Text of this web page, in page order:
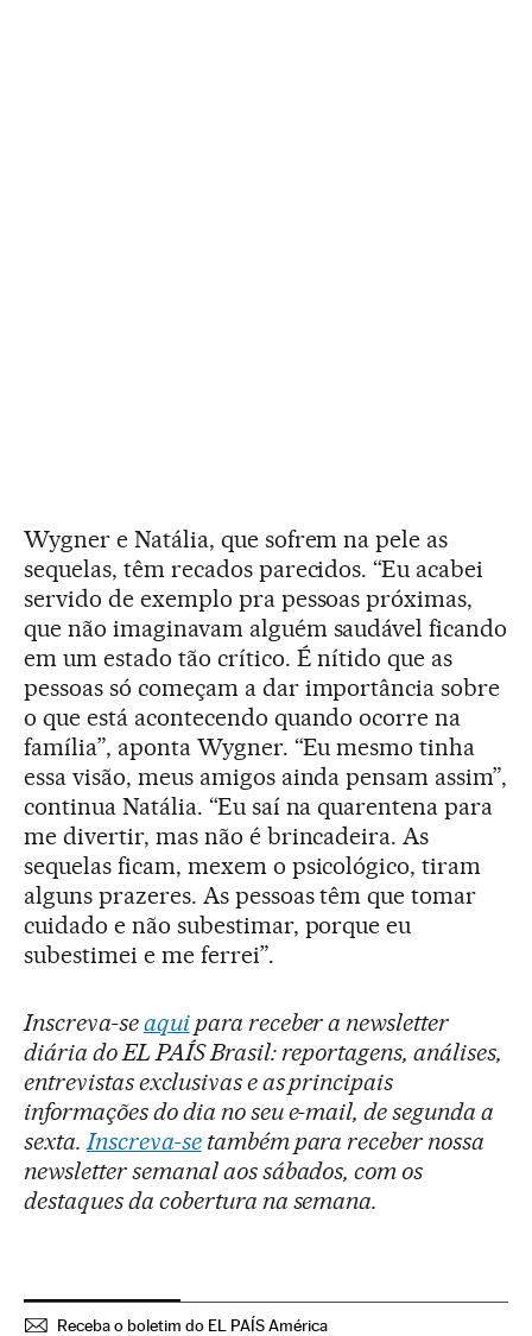
Wygner e Natália, que sofrem na pele as
sequelas, têm recados parecidos. “Eu acabei
servido de exemplo pra pessoas próximas,
que não imaginavam alguém saudável ficando
em um estado tão crítico. É nítido que as
pessoas só começam a dar importância sobre
o que está acontecendo quando ocorre na
família”, aponta Wygner. “Eu mesmo tinha
essa visão, meus amigos ainda pensam assim”,
continua Natália. “Eu saí na quarentena para
me divertir, mas não é brincadeira. As
sequelas ficam, mexem o psicológico, tiram
alguns prazeres. As pessoas têm que tomar
cuidado e não subestimar, porque eu
subestimei e me ferrei”.
Inscreva-seaquipara receber a newsletter
diária do EL PAÍS Brasil: reportagens, análises,
entrevistas exclusivas e as principais
informações do dia no seu e-mail, de segunda a
sexta.Inscreva-setambém para receber nossa
newsletter semanal aos sábados, com os
destaques da cobertura na semana.
Receba o boletim do EL PAÍS América